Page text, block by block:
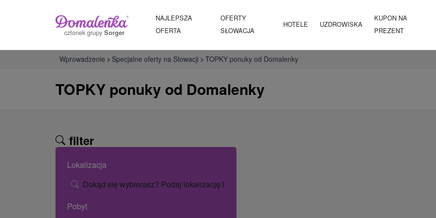
członek grupy Sorger
NAJLEPSZA
OFERTA
OFERTY
SŁOWACJA
HOTELE UZDROWISKA
KUPON NA
PREZENT
Wprowadzenie Specjalne oferty na Słowacji TOPKY ponuky od Domalenky
TOPKY ponuky od Domalenky
filter
Lokalizacja
Dokąd się wybierasz? Podaj lokalizację lub nazwę hotelu.
Pobyt